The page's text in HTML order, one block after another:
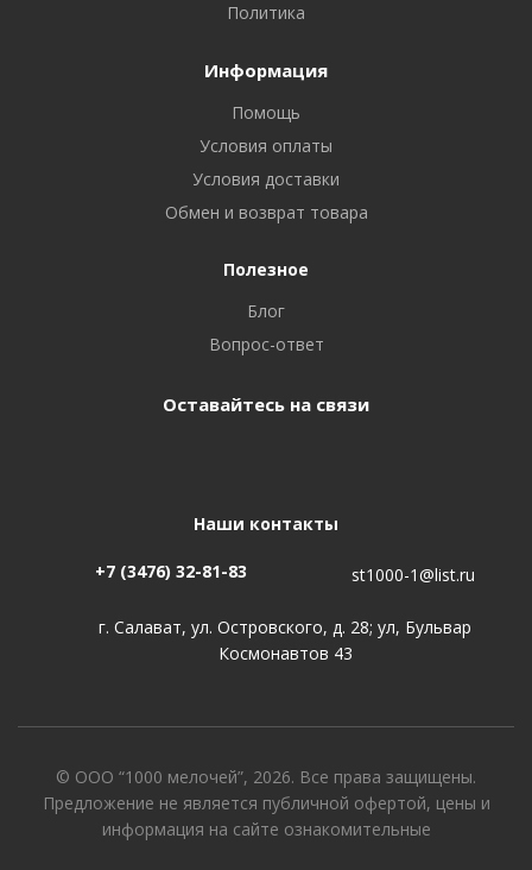
Политика
Информация
Помощь
Условия оплаты
Условия доставки
Обмен и возврат товара
Полезное
Блог
Вопрос-ответ
Оставайтесь на связи
Наши контакты
+7 (3476) 32-81-83 st1000-1@list.ru
г. Салават, ул. Островского, д. 28; ул, Бульвар
Космонавтов 43
© ООО “1000 мелочей”, 2026. Все права защищены.
Предложение не является публичной офертой, цены и
информация на сайте ознакомительные